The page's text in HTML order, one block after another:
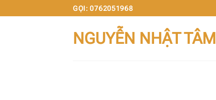
GỌI: 0762051968
NGUYỄN NHẬT TÂM